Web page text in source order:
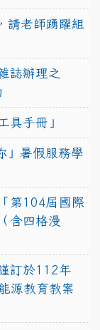
請老師踴躍組
誌辦理之
具手冊」
」暑假服務學
第104屆國際
含四格漫
訂於112年
源教育教案